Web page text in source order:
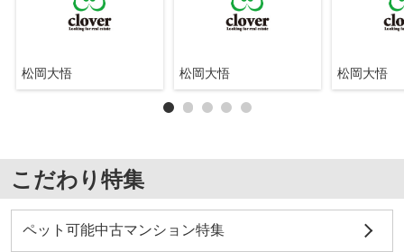
松岡大悟 松岡大悟 松岡大悟
こだわり特集
ペット可能中古マンション特集